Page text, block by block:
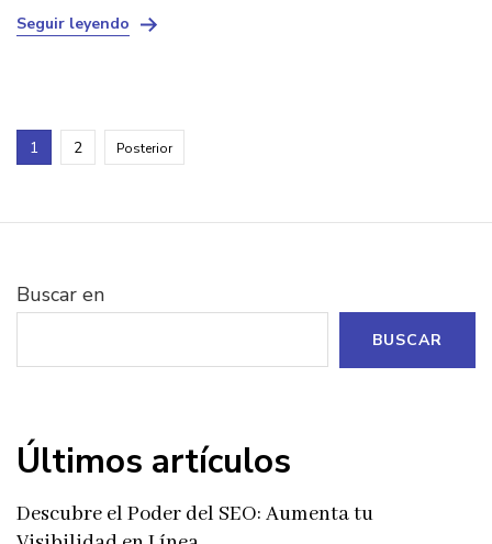
Seguir leyendo
Paginación
entradas
Página
1 Página
2 Posterior
Buscar en
BUSCAR
Últimos artículos
Descubre el Poder del SEO: Aumenta tu